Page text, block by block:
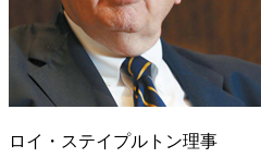
ロイ・ステイプルトン理事